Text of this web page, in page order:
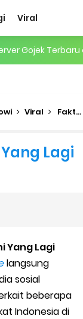
Viral
Penerapan,
Viral Fakta Demo Jokowi End Game Hari Ini Yang Lagi Viral
Lagi
Yang Lagi
langsung
sosial
beberapa
Indonesia di